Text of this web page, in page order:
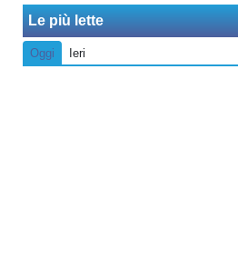
Le più lette
Oggi Ieri